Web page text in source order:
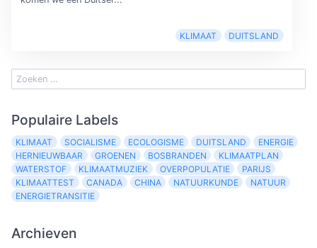
KLIMAAT DUITSLAND
Populaire Labels
KLIMAAT SOCIALISME ECOLOGISME DUITSLAND
ENERGIE
HERNIEUWBAAR
GROENEN BOSBRANDEN
KLIMAATPLAN
WATERSTOF
KLIMAATMUZIEK OVERPOPULATIE
PARIJS
KLIMAATTEST
CANADA CHINA NATUURKUNDE
NATUUR
ENERGIETRANSITIE
Archieven